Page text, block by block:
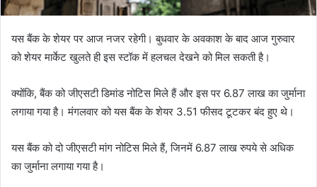
यस बैंक के शेयर पर आज नजर रहेगी। बुधवार के अवकाश के बाद आज गुरुवार
को शेयर मार्केट खुलते ही इस स्टॉक में हलचल देखने को मिल सकती है।
क्योंकि, बैंक को जीएसटी डिमांड नोटिस मिले हैं और इस पर 6.87 लाख का जुर्माना
लगाया गया है। मंगलवार को यस बैंक के शेयर 3.51 फीसद टूटकर बंद हुए थे।
यस बैंक को दो जीएसटी मांग नोटिस मिले हैं, जिनमें 6.87 लाख रुपये से अधिक
का जुर्माना लगाया गया है।